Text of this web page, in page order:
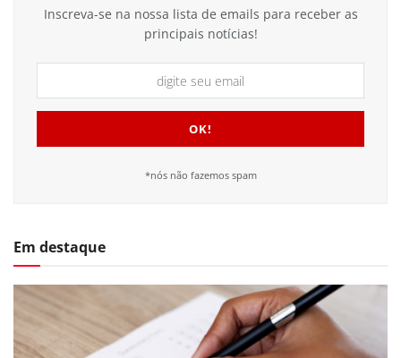
Inscreva-se na nossa lista de emails para receber as
principais notícias!
*nós não fazemos spam
Em destaque